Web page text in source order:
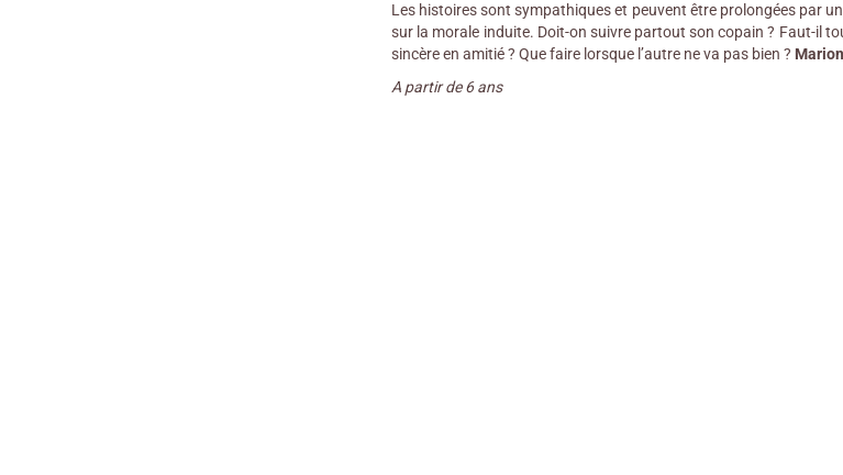
Les histoires sont sympathiques et peuvent être prolongées par
sur la morale induite. Doit-on suivre partout son copain ? Faut-il
sincère en amitié ? Que faire lorsque l’autre ne va pas bien ?
A partir de 6 ans